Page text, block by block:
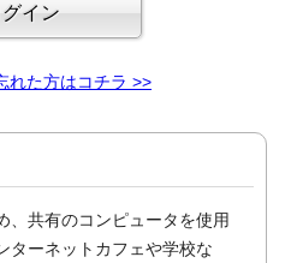
れた方はコチラ >>
、共有のコンピュータを使用
ターネットカフェや学校な